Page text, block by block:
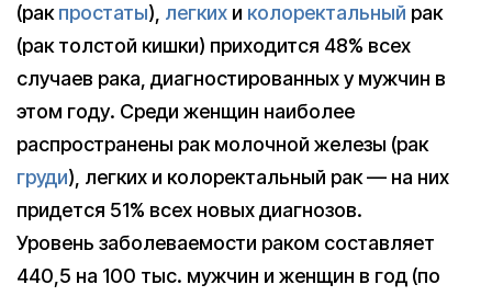
(ракпростаты), легких и колоректальный рак
(рак толстой кишки) приходится 48% всех
случаев рака, диагностированных у мужчин в
этом году. Среди женщин наиболее
распространены рак молочной железы (рак
груди), легких и колоректальный рак — на них
придется 51% всех новых диагнозов.
Уровень заболеваемости раком составляет
440,5 на 100 тыс. мужчин и женщин в год (по